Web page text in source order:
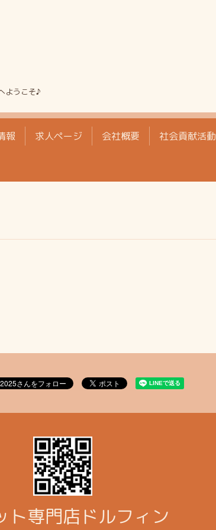
ようこそ♪
報 求人ページ 会社概要 社会貢献活動
ト専門店ドルフィン